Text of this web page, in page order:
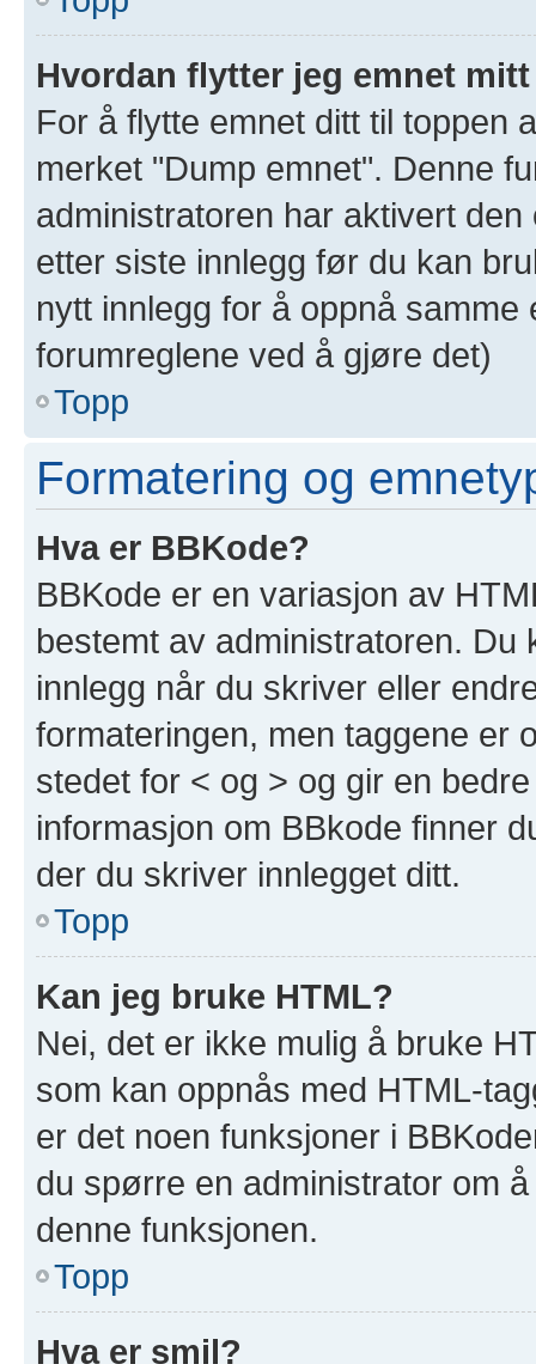
Hvordan flytter jeg emnet
For å flytte emnet ditt til toppen
merket "Dump emnet". Denne
administratoren har aktivert
etter siste innlegg før du kan
nytt innlegg for å oppnå
forumreglene ved å gjøre det)
Topp
Formatering og
Hva er BBKode?
BBKode er en variasjon av
bestemt av administratoren.
innlegg når du skriver eller
formateringen, men taggene er
stedet for < og > og gir en
informasjon om BBkode finner
der du skriver innlegget ditt.
Topp
Kan jeg bruke HTML?
Nei, det er ikke mulig å bruke
som kan oppnås med HTML-
er det noen funksjoner i
du spørre en administrator om
denne funksjonen.
Topp
Hva er smil?